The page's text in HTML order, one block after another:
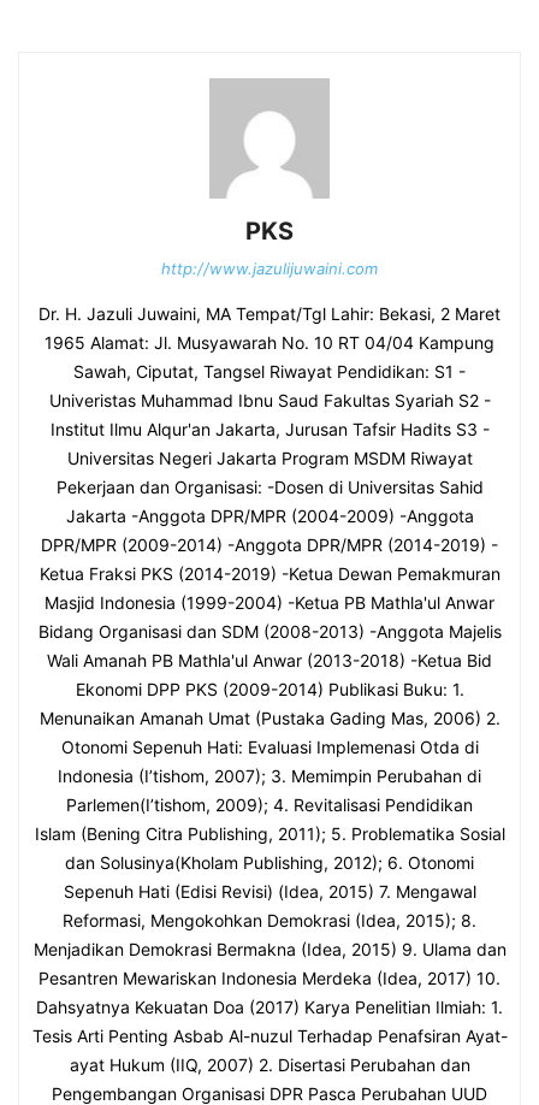
PKS
http://www.jazulijuwaini.com
Dr. H. Jazuli Juwaini, MA Tempat/Tgl Lahir: Bekasi, 2 Maret
1965 Alamat: Jl. Musyawarah No. 10 RT 04/04 Kampung
Sawah, Ciputat, Tangsel Riwayat Pendidikan: S1 -
Univeristas Muhammad Ibnu Saud Fakultas Syariah S2 -
Institut Ilmu Alqur'an Jakarta, Jurusan Tafsir Hadits S3 -
Universitas Negeri Jakarta Program MSDM Riwayat
Pekerjaan dan Organisasi: -Dosen di Universitas Sahid
Jakarta -Anggota DPR/MPR (2004-2009) -Anggota
DPR/MPR (2009-2014) -Anggota DPR/MPR (2014-2019) -
Ketua Fraksi PKS (2014-2019) -Ketua Dewan Pemakmuran
Masjid Indonesia (1999-2004) -Ketua PB Mathla'ul Anwar
Bidang Organisasi dan SDM (2008-2013) -Anggota Majelis
Wali Amanah PB Mathla'ul Anwar (2013-2018) -Ketua Bid
Ekonomi DPP PKS (2009-2014) Publikasi Buku: 1.
Menunaikan Amanah Umat (Pustaka Gading Mas, 2006) 2.
Otonomi Sepenuh Hati: Evaluasi Implemenasi Otda di
Indonesia (I’tishom, 2007); 3. Memimpin Perubahan di
Parlemen(I’tishom, 2009); 4. Revitalisasi Pendidikan
Islam (Bening Citra Publishing, 2011); 5. Problematika Sosial
dan Solusinya(Kholam Publishing, 2012); 6. Otonomi
Sepenuh Hati (Edisi Revisi) (Idea, 2015) 7. Mengawal
Reformasi, Mengokohkan Demokrasi (Idea, 2015); 8.
Menjadikan Demokrasi Bermakna (Idea, 2015) 9. Ulama dan
Pesantren Mewariskan Indonesia Merdeka (Idea, 2017) 10.
Dahsyatnya Kekuatan Doa (2017) Karya Penelitian Ilmiah: 1.
Tesis Arti Penting Asbab Al-nuzul Terhadap Penafsiran Ayat-
ayat Hukum (IIQ, 2007) 2. Disertasi Perubahan dan
Pengembangan Organisasi DPR Pasca Perubahan UUD